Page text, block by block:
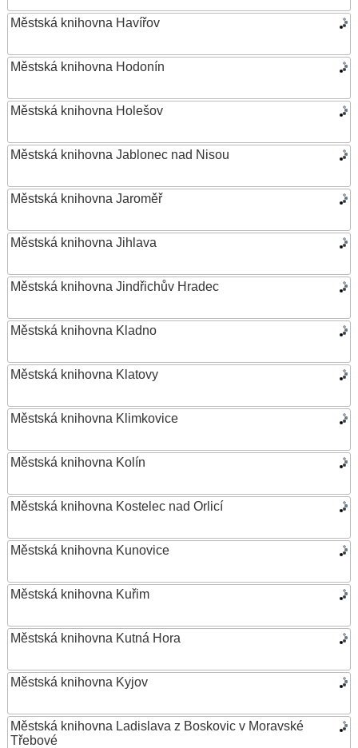
Městská knihovna Havířov
Městská knihovna Hodonín
Městská knihovna Holešov
Městská knihovna Jablonec nad Nisou
Městská knihovna Jaroměř
Městská knihovna Jihlava
Městská knihovna Jindřichův Hradec
Městská knihovna Kladno
Městská knihovna Klatovy
Městská knihovna Klimkovice
Městská knihovna Kolín
Městská knihovna Kostelec nad Orlicí
Městská knihovna Kunovice
Městská knihovna Kuřim
Městská knihovna Kutná Hora
Městská knihovna Kyjov
Městská knihovna Ladislava z Boskovic v Moravské
Třebové